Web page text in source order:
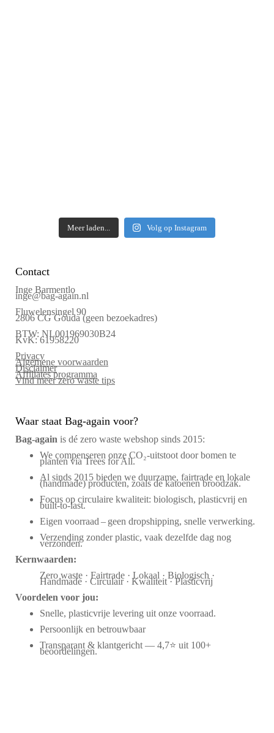
Meer laden... Volg op Instagram
Contact
Inge Barmentlo
inge@bag-again.nl
Fluwelensingel 90
2806 CG Gouda (geen bezoekadres)
BTW: NL001969030B24
KvK: 61958220
Privacy
Algemene voorwaarden
Disclaimer
Affiliates programma
Vind meer zero waste tips
Waar staat Bag-again voor?
Bag‑again is dé zero waste webshop sinds 2015:
We compenseren onze CO₂-uitstoot door bomen te
planten via Trees for All.
Al sinds 2015 bieden we duurzame, fairtrade en lokale
(handmade) producten, zoals de katoenen broodzak.
Focus op circulaire kwaliteit: biologisch, plasticvrij en
built-to-last.
Eigen voorraad – geen dropshipping, snelle verwerking.
Verzending zonder plastic, vaak dezelfde dag nog
verzonden.
Kernwaarden:
Zero waste · Fairtrade · Lokaal · Biologisch ·
Handmade · Circulair · Kwaliteit · Plasticvrij
Voordelen voor jou:
Snelle, plasticvrije levering uit onze voorraad.
Persoonlijk en betrouwbaar
Transparant & klantgericht — 4,7⭐ uit 100+
beoordelingen.